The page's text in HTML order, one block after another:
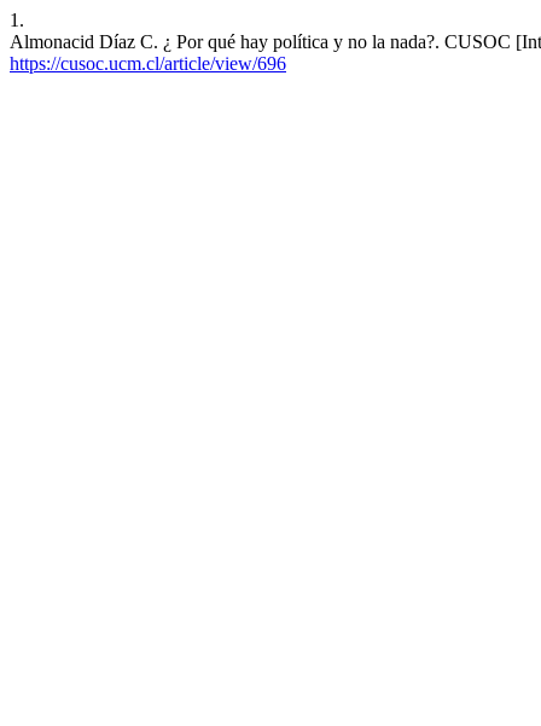
1.
Almonacid Díaz C. ¿ Por qué hay política y no la nada?. CUSOC
https://cusoc.ucm.cl/article/view/696